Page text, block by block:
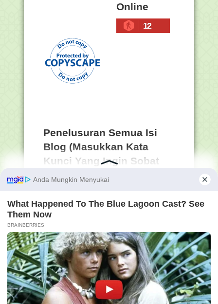
Online
12
Penelusuran Semua Isi
Blog (Masukkan Kata
Kunci Yang Ingin Sobat
Cari) :